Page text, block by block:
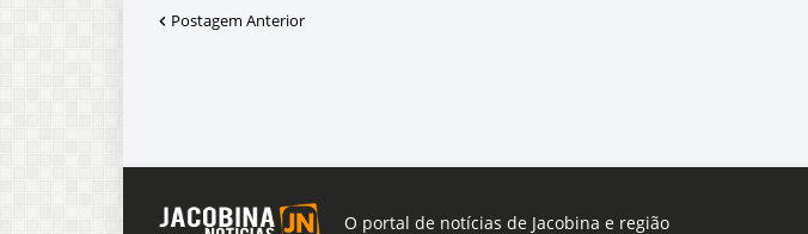
Postagem Anterior
O portal de notícias de Jacobina e região